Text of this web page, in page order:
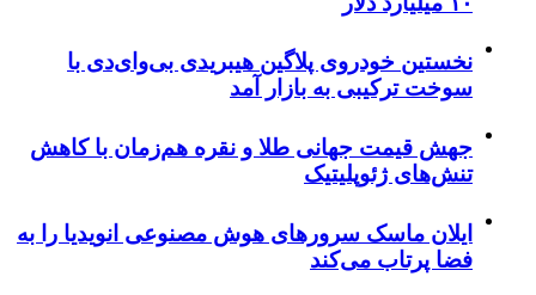
نخستین خودروی پلاگین هیبریدی بی‌وای‌دی با
سوخت ترکیبی به بازار آمد
جهش قیمت جهانی طلا و نقره هم‌زمان با کاهش
تنش‌های ژئوپلیتیک
ایلان ماسک سرورهای هوش مصنوعی انویدیا را به
فضا پرتاب می‌کند